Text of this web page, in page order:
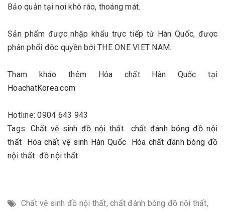
Bảo quản tại nơi khô ráo, thoáng mát.
Sản phẩm được nhập khẩu trực tiếp từ Hàn Quốc, được
phân phối độc quyền bởi THE ONE VIET NAM.
Tham khảo thêm Hóa chất Hàn Quốc tại
HoachatKorea.com
Hotline: 0904 643 943
Tags: Chất vệ sinh đồ nội thất
chất đánh bóng đồ nội
thất
Hóa chất vệ sinh Hàn Quốc
Hóa chất đánh bóng đồ
nội thất đồ nội thất
Chất vệ sinh đồ nội thất, chất đánh bóng đồ nội thất,